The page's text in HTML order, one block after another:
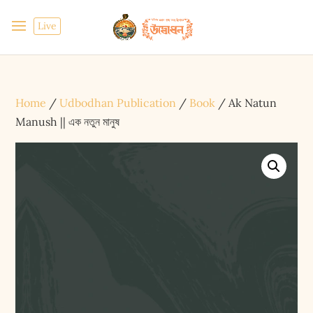
Live
Home /Udbodhan Publication / Book / Ak Natun
Manush || এক নতুন মানুষ